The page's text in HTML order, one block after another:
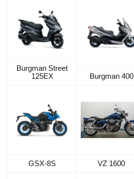
Burgman Street
125EX
Burgman 400
GSX-8S VZ 1600